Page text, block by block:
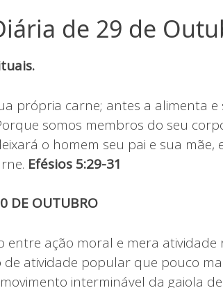
de 29 de
própria carne; antes a alimenta e
somos membros do seu
o homem seu pai e sua mãe,
Efésios 5:29-31
DE OUTUBRO
ação moral e mera atividade
de atividade popular que pouco
interminável da gaiola